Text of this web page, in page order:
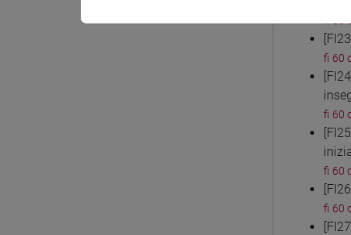
fi 60
fi 60
fi 60
fi 60